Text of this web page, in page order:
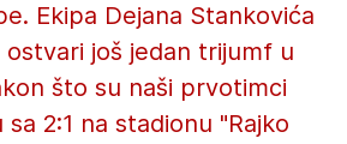
Ekipa Dejana Stankovića
još jedan trijumf u
što su naši prvotimci
2:1 na stadionu "Rajko